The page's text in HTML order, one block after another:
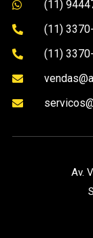
 (11)
 (11)
 (11)


Av.